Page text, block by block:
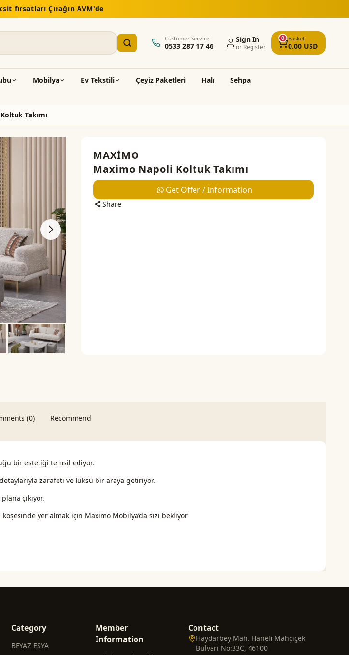
5.000 TL üzeri alışverişlerde ücretsiz kargo ve montaj
Customer Service
0533 287 17 46
Sign In
or Register
0 Basket
0.00USD
Mobilya Ev Tekstili Çeyi̇z Paketleri̇ Halı Sehpa
Takımı
MAXİMO
Maximo Napoli Koltuk Takımı
Get Offer / Information
Share
(0) Recommend
bir estetiği temsil ediyor.
zarafeti ve lüksü bir araya getiriyor.
çıkıyor.
yer almak için Maximo Mobilya’da sizi bekliyor
Category
BEYAZ EŞYA
Member
Information
Contact
Haydarbey Mah. Hanefi Mahçiçek
Bulvarı No:33C, 46100